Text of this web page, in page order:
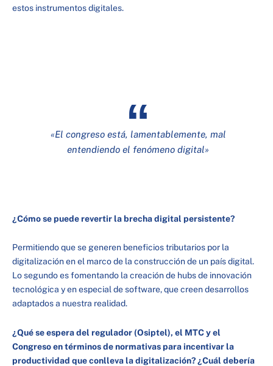
estos instrumentos digitales.
«El congreso está, lamentablemente, mal
entendiendo el fenómeno digital»
¿Cómo se puede revertir la brecha digital persistente?
Permitiendo que se generen beneficios tributarios por la
digitalización en el marco de la construcción de un país digital.
Lo segundo es fomentando la creación de hubs de innovación
tecnológica y en especial de software, que creen desarrollos
adaptados a nuestra realidad.
¿Qué se espera del regulador (Osiptel), el MTC y el
Congreso en términos de normativas para incentivar la
productividad que conlleva la digitalización? ¿Cuál debería